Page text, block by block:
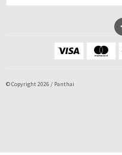
© Copyright 2026 / Panthai